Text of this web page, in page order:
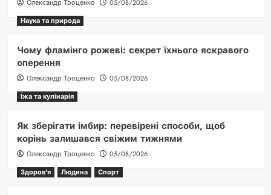
Олександр Троценко
05/08/2026
Наука та природа
Чому фламінго рожеві: секрет їхнього яскравого
оперення
Олександр Троценко
05/08/2026
Їжа та кулінарія
Як зберігати імбир: перевірені способи, щоб
корінь залишався свіжим тижнями
Олександр Троценко
05/08/2026
Здоров'я
Людина Спорт